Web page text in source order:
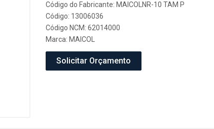
Código do Fabricante: MAICOLNR-10 TAM P
Código: 13006036
Código NCM: 62014000
Marca: MAICOL
Solicitar Orçamento